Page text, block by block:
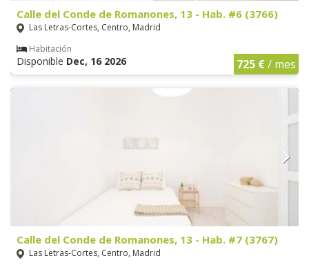
Calle del Conde de Romanones, 13 - Hab. #6 (3766)
Las Letras-Cortes, Centro, Madrid
Habitación
Disponible Dec, 16 2026 725 €/ mes
Calle del Conde de Romanones, 13 - Hab. #7 (3767)
Las Letras-Cortes, Centro, Madrid